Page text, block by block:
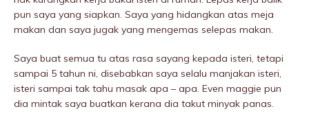
pun saya yang siapkan. Saya yang hidangkan atas meja
makan dan saya jugak yang mengemas selepas makan.
Saya buat semua tu atas rasa sayang kepada isteri, tetapi
sampai 5 tahun ni, disebabkan saya selalu manjakan isteri,
isteri sampai tak tahu masak apa – apa. Even maggie pun
dia mintak saya buatkan kerana dia takut minyak panas.